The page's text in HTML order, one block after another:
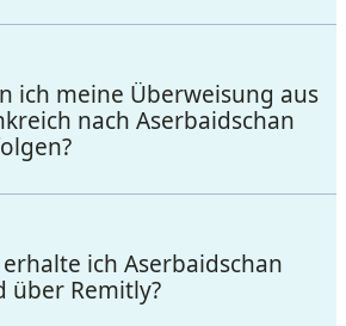
ich meine Überweisung aus
nach Aserbaidschan
ich Aserbaidschan
über Remitly?